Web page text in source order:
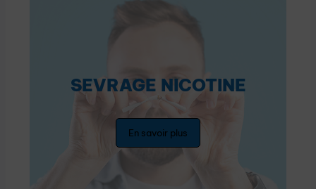
SEVRAGE NICOTINE
En savoir plus